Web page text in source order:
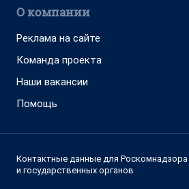
О компании
Реклама на сайте
Команда проекта
Наши вакансии
Помощь
Контактные данные для Роскомнадзора
и государственных органов